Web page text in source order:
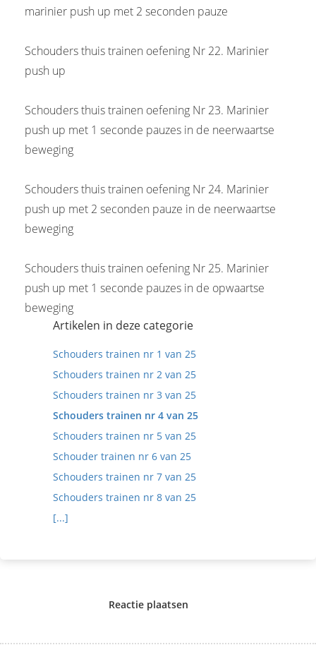
marinier push up met 2 seconden pauze
Schouders thuis trainen oefening Nr 22. Marinier
push up
Schouders thuis trainen oefening Nr 23. Marinier
push up met 1 seconde pauzes in de neerwaartse
beweging
Schouders thuis trainen oefening Nr 24. Marinier
push up met 2 seconden pauze in de neerwaartse
beweging
Schouders thuis trainen oefening Nr 25. Marinier
push up met 1 seconde pauzes in de opwaartse
beweging
Artikelen in deze categorie
Schouders trainen nr 1 van 25
Schouders trainen nr 2 van 25
Schouders trainen nr 3 van 25
Schouders trainen nr 4 van 25
Schouders trainen nr 5 van 25
Schouder trainen nr 6 van 25
Schouders trainen nr 7 van 25
Schouders trainen nr 8 van 25
[...]
Reactie plaatsen